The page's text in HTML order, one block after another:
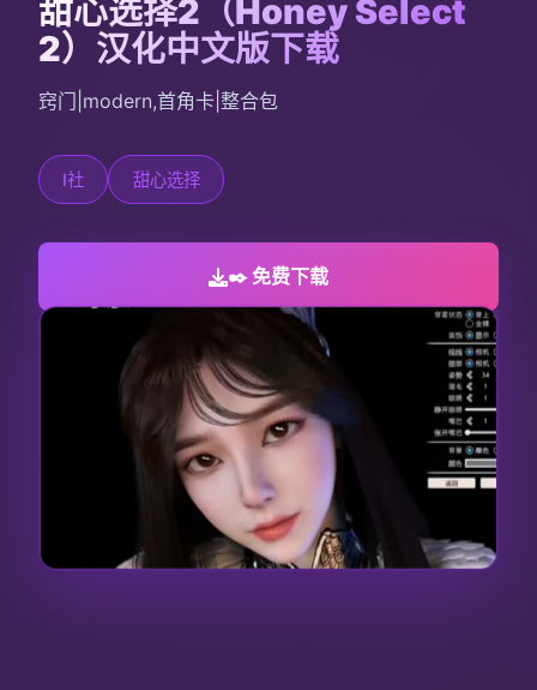
甜心选择2（Honey Select
2）汉化中文版下载
窍门|modern,首角卡|整合包
I社 甜心选择
✒️ 免费下载